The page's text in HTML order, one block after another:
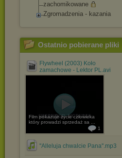
zachomikowane
Zgromadzenia - kazania
Ostatnio pobierane pliki
Flywheel (2003) Koło
zamachowe - Lektor PL.avi
Film pokazuje życie człowieka
który prowadzi sprzedaż sa ...
1
''Alleluja chwalcie Pana''.mp3